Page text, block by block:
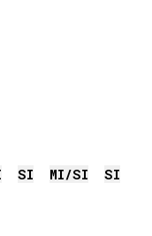
SI MI/SI
SI